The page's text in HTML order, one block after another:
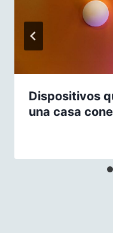
Dispositivos
una casa